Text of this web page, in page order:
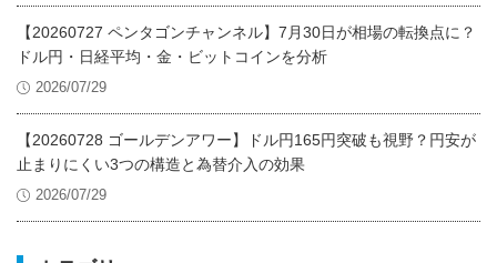
【20260727 ペンタゴンチャンネル】7月30日が相場の転換点に？
ドル円・日経平均・金・ビットコインを分析
2026/07/29
【20260728 ゴールデンアワー】ドル円165円突破も視野？円安が
止まりにくい3つの構造と為替介入の効果
2026/07/29